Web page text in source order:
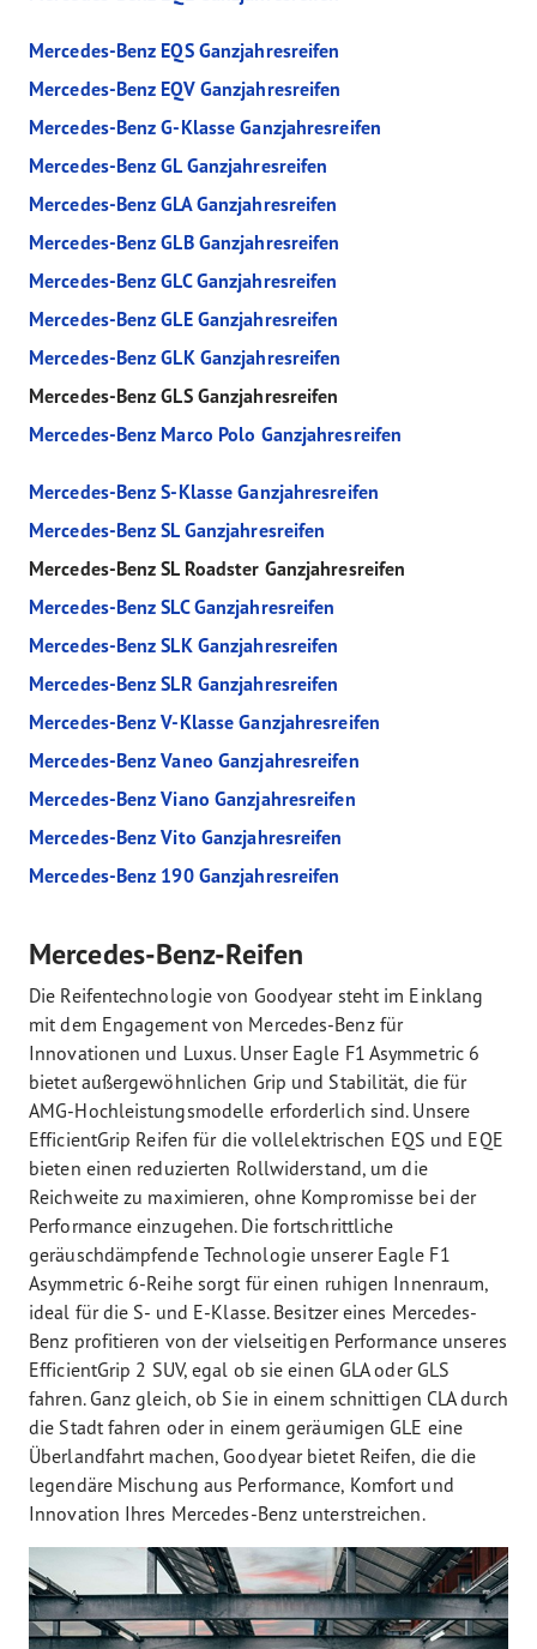
Mercedes-Benz EQS Ganzjahresreifen
Mercedes-Benz EQV Ganzjahresreifen
Mercedes-Benz G-Klasse Ganzjahresreifen
Mercedes-Benz GL Ganzjahresreifen
Mercedes-Benz GLA Ganzjahresreifen
Mercedes-Benz GLB Ganzjahresreifen
Mercedes-Benz GLC Ganzjahresreifen
Mercedes-Benz GLE Ganzjahresreifen
Mercedes-Benz GLK Ganzjahresreifen
Mercedes-Benz GLS Ganzjahresreifen
Mercedes-Benz Marco Polo Ganzjahresreifen
Mercedes-Benz S-Klasse Ganzjahresreifen
Mercedes-Benz SL Ganzjahresreifen
Mercedes-Benz SL Roadster Ganzjahresreifen
Mercedes-Benz SLC Ganzjahresreifen
Mercedes-Benz SLK Ganzjahresreifen
Mercedes-Benz SLR Ganzjahresreifen
Mercedes-Benz V-Klasse Ganzjahresreifen
Mercedes-Benz Vaneo Ganzjahresreifen
Mercedes-Benz Viano Ganzjahresreifen
Mercedes-Benz Vito Ganzjahresreifen
Mercedes-Benz 190 Ganzjahresreifen
Mercedes-Benz-Reifen
Die Reifentechnologie von Goodyear steht im Einklang
mit dem Engagement von Mercedes-Benz für
Innovationen und Luxus. Unser Eagle F1 Asymmetric 6
bietet außergewöhnlichen Grip und Stabilität, die für
AMG-Hochleistungsmodelle erforderlich sind. Unsere
EfficientGrip Reifen für die vollelektrischen EQS und EQE
bieten einen reduzierten Rollwiderstand, um die
Reichweite zu maximieren, ohne Kompromisse bei der
Performance einzugehen. Die fortschrittliche
geräuschdämpfende Technologie unserer Eagle F1
Asymmetric 6-Reihe sorgt für einen ruhigen Innenraum,
ideal für die S- und E-Klasse. Besitzer eines Mercedes-
Benz profitieren von der vielseitigen Performance unseres
EfficientGrip 2 SUV, egal ob sie einen GLA oder GLS
fahren. Ganz gleich, ob Sie in einem schnittigen CLA durch
die Stadt fahren oder in einem geräumigen GLE eine
Überlandfahrt machen, Goodyear bietet Reifen, die die
legendäre Mischung aus Performance, Komfort und
Innovation Ihres Mercedes-Benz unterstreichen.